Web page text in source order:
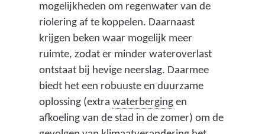
mogelijkheden om regenwater van de
riolering af te koppelen. Daarnaast
krijgen beken waar mogelijk meer
ruimte, zodat er minder wateroverlast
ontstaat bij hevige neerslag. Daarmee
biedt het een robuuste en duurzame
oplossing (extra waterberging(
v
en
afkoeling van de stad in de zomer) om de